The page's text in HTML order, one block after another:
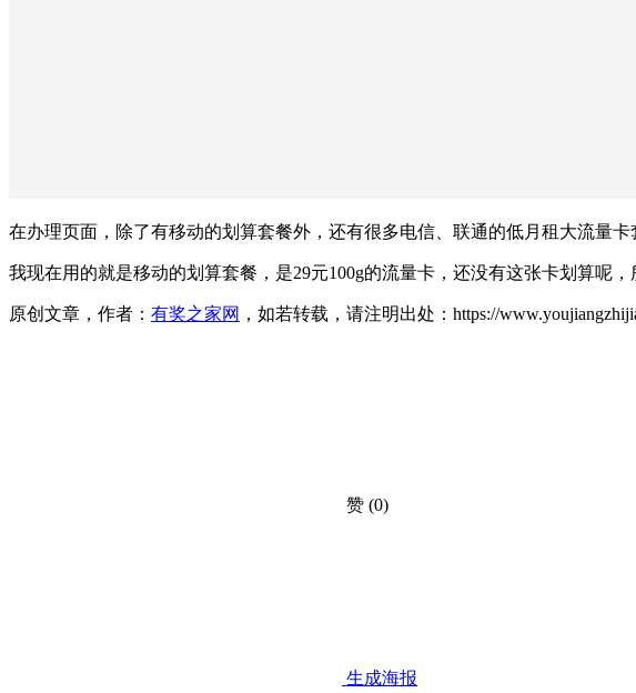
在办理页面，除了有移动的划算套餐外，还有很多电信、联通的低月租大流量
我现在用的就是移动的划算套餐，是29元100g的流量卡，还没有这张卡划算呢
原创文章，作者： 有奖之家网 ，如若转载，请注明出处：https://
赞 (0)
生成海报